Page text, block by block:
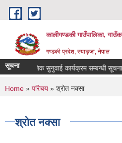
Skip to main content
कालीगण्डकी गाउँपालिका,
गण्डकी प्रदेश, स्याङ्जा, नेपाल
सूचनासार्वजनिक सुनुवाई कार्यक्रम सम्बन्धी सूचना
You are here
Home » परिचय » श्रोत नक्सा
श्रोत नक्सा